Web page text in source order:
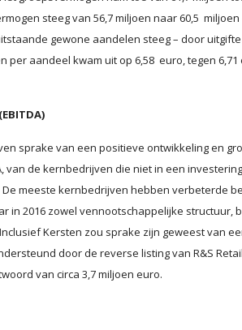
steeg van 56,7 miljoen naar 60,5
gewone aandelen steeg – door
per aandeel kwam uit op 6,58 euro, tegen
sprake van een positieve ontwikkeling en
van de kernbedrijven die niet in een
De meeste kernbedrijven hebben verbeterde
in 2016 zowel vennootschappelijke structuur,
Kersten zou sprake zijn geweest van
door de reverse listing van R&S
van circa 3,7 miljoen euro.